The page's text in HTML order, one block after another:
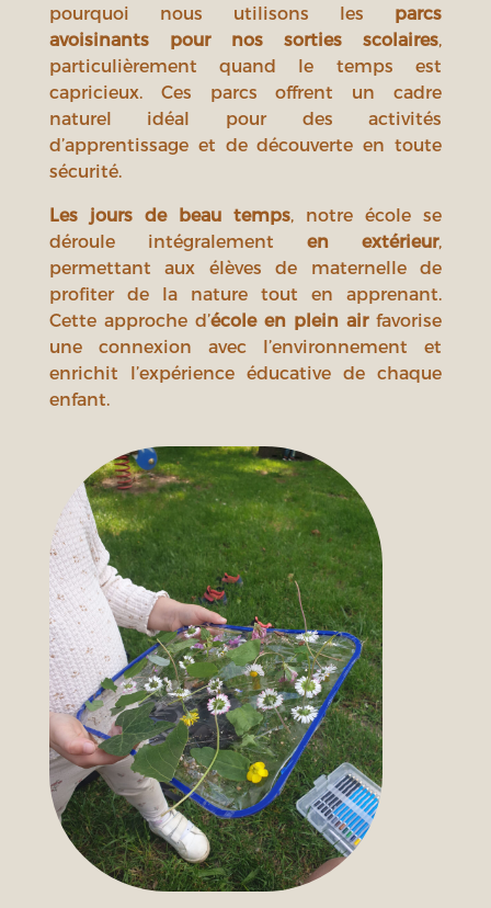
pourquoi nous utilisons les parcs
avoisinants pour nos sorties scolaires,
particulièrement quand le temps est
capricieux. Ces parcs offrent un cadre
naturel idéal pour des activités
d’apprentissage et de découverte en toute
sécurité.
Les jours de beau temps, notre école se
déroule intégralementen extérieur,
permettant aux élèves de maternelle de
profiter de la nature tout en apprenant.
Cette approche d’école en plein airfavorise
une connexion avec l’environnement et
enrichit l’expérience éducative de chaque
enfant.